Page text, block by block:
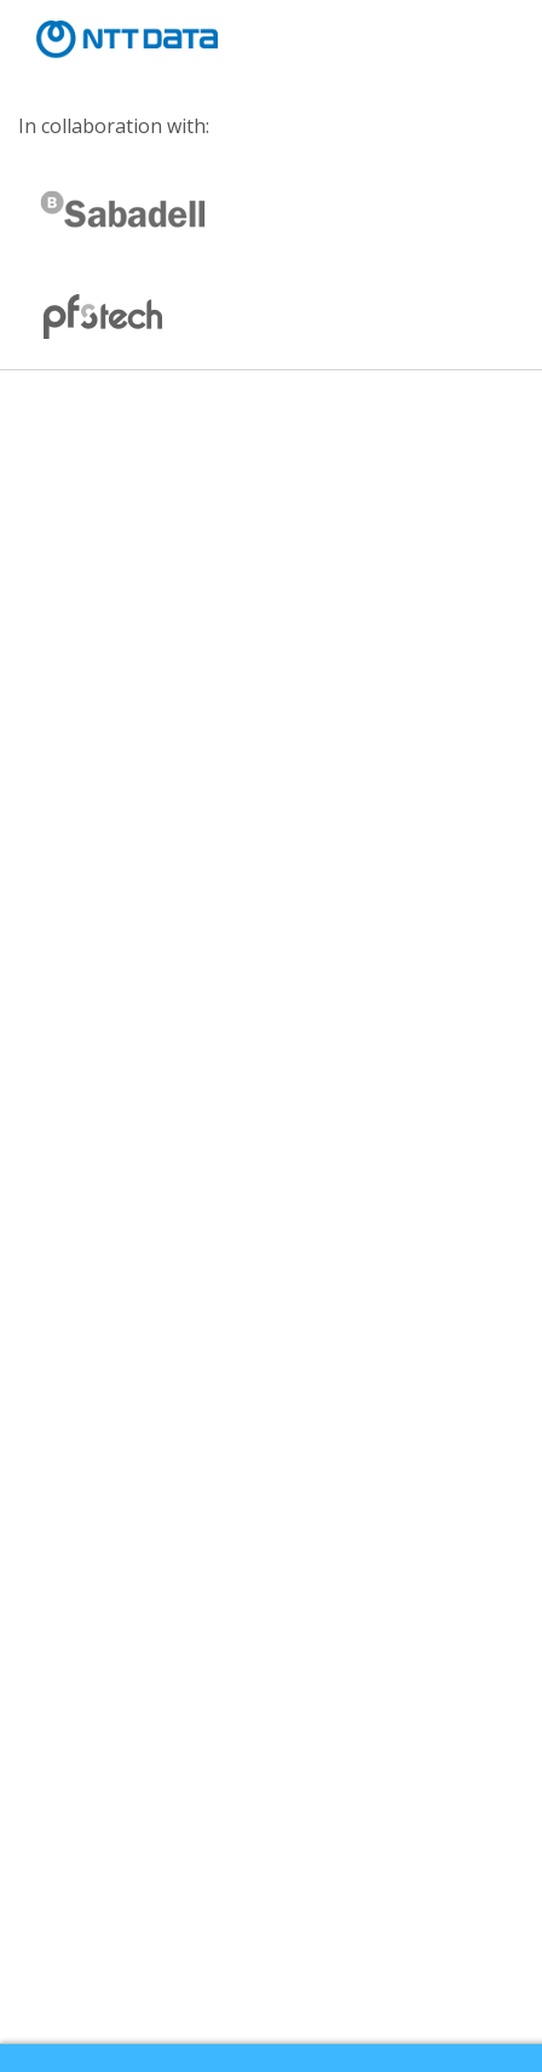
In collaboration with: